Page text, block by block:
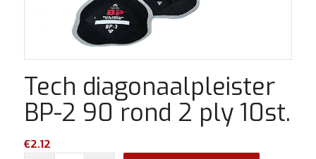
Tech diagonaalpleister
BP-2 90 rond 2 ply 10st.
€2.12